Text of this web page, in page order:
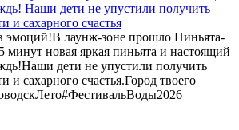
Наши дети не упустили получить
и сахарного счастья
эмоций!В лаунж-зоне прошло Пиньята-
минут новая яркая пиньята и настоящий
дети не упустили получить
и сахарного счастья.Город твоего